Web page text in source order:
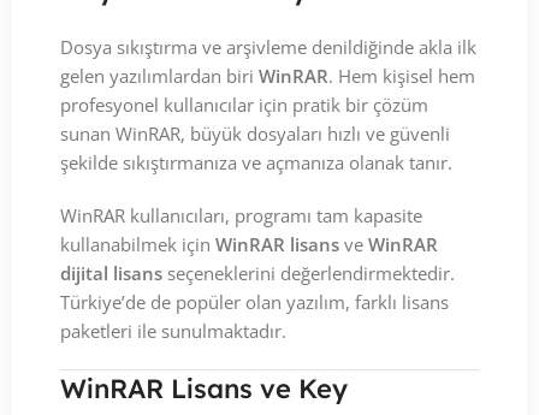
Dosya sıkıştırma ve arşivleme denildiğinde akla ilk
gelen yazılımlardan biri WinRAR. Hem kişisel hem
profesyonel kullanıcılar için pratik bir çözüm
sunan WinRAR, büyük dosyaları hızlı ve güvenli
şekilde sıkıştırmanıza ve açmanıza olanak tanır.
WinRAR kullanıcıları, programı tam kapasite
kullanabilmek için WinRAR lisans ve WinRAR
dijital lisans seçeneklerini değerlendirmektedir.
Türkiye’de de popüler olan yazılım, farklı lisans
paketleri ile sunulmaktadır.
WinRAR Lisans ve Key